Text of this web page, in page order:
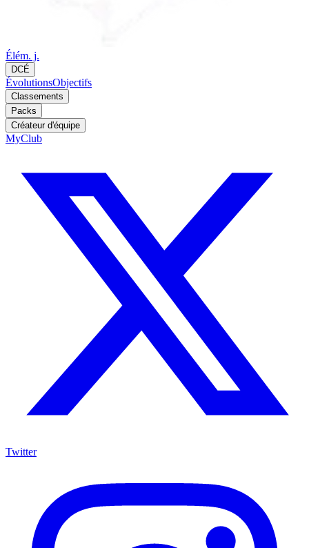
Élém. j.
DCÉ
ÉvolutionsObjectifs
Classements
Packs
Créateur d'équipe
MyClub
Twitter